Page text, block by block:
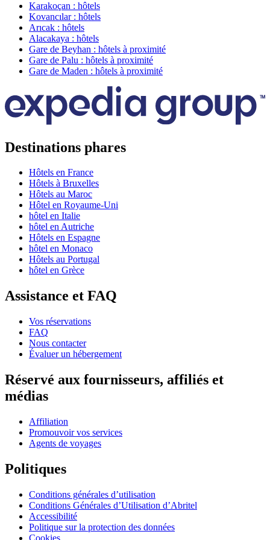
Karakoçan : hôtels
Kovancılar : hôtels
Arıcak : hôtels
Alacakaya : hôtels
Gare de Beyhan : hôtels à proximité
Gare de Palu : hôtels à proximité
Gare de Maden : hôtels à proximité
Destinations phares
Hôtels en France
Hôtels à Bruxelles
Hôtels au Maroc
Hôtel en Royaume-Uni
hôtel en Italie
hôtel en Autriche
Hôtels en Espagne
hôtel en Monaco
Hôtels au Portugal
hôtel en Grèce
Assistance et FAQ
Vos réservations
FAQ
Nous contacter
Évaluer un hébergement
Réservé aux fournisseurs, affiliés et
médias
Affiliation
Promouvoir vos services
Agents de voyages
Politiques
Conditions générales d’utilisation
Conditions Générales d’Utilisation d’Abritel
Accessibilité
Politique sur la protection des données
Cookies